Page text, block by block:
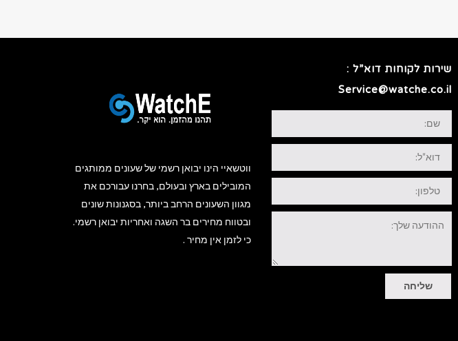
שירות לקוחות דוא”ל :
Service@watche.co.il
שלך:
שליחה
ווטשאיי הינו יבואן רשמי של שעונים ממותגים
המובילים בארץ ובעולם, בחרנו עבורכם את
מגוון השעונים הרחב ביותר, בסגנונות שונים
ובטווח מחירים בר השגה ואחריות יבואן רשמי.
כי לזמן אין מחיר .